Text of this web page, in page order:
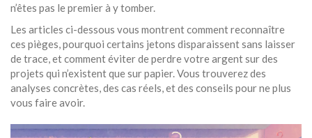
n’êtes pas le premier à y tomber.
Les articles ci-dessous vous montrent comment reconnaître
ces pièges, pourquoi certains jetons disparaissent sans laisser
de trace, et comment éviter de perdre votre argent sur des
projets qui n’existent que sur papier. Vous trouverez des
analyses concrètes, des cas réels, et des conseils pour ne plus
vous faire avoir.